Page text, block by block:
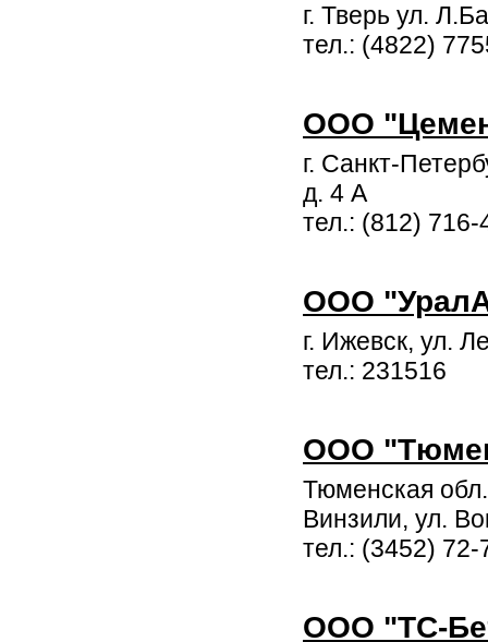
г. Тверь ул.
тел.: (4822)
ООО
г. Санкт-
д. 4 А
тел.: (812) 716-
ООО
г. Ижевск, ул.
тел.: 231516
ООО
Тюменская
Винзили, ул.
тел.: (3452)
ООО "ТС-